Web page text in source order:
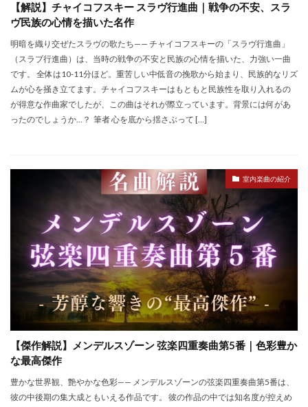
【解説】チャイコフスキー スラヴ行進曲｜戦争の不安、スラ
ヴ民族の心情を描いた名作
明暗を織り交ぜたスラヴの歌たち—— チャイコフスキーの「スラヴ行進曲」
（スラブ行進曲）は、当時の戦争の不安と民族の心情を描いた、力強い一曲
です。 全体は10-11分ほど。重苦しい中低音の挽歌から始まり、民族的なリズ
ムが心を掻き立てます。チャイコフスキーはもともと民族性を取り入れるの
が得意な作曲家でしたが、この曲はそれが際立っています。背景には何があ
ったのでしょうか…？ 筆者 心を底から揺さぶって […]
室内楽曲の紹介
【傑作解説】メンデルスゾーン 弦楽四重奏曲第5番｜色彩豊か
な最高傑作
豊かな世界観、艶やかな色彩—— メンデルスゾーンの弦楽四重奏曲第5番は、
彼の中後期の集大成ともいえる作品です。 彼の作品の中では知名度が控えめ